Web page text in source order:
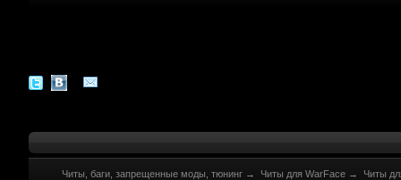
Читы, баги, запрещенные моды, тюнинг → Читы для WarFace → Читы